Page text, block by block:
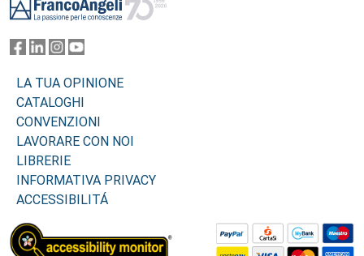
LA TUA OPINIONE
CATALOGHI
CONVENZIONI
LAVORARE CON NOI
LIBRERIE
INFORMATIVA PRIVACY
ACCESSIBILITÁ